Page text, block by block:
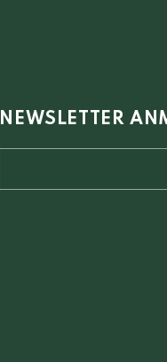
NEWSLETTER